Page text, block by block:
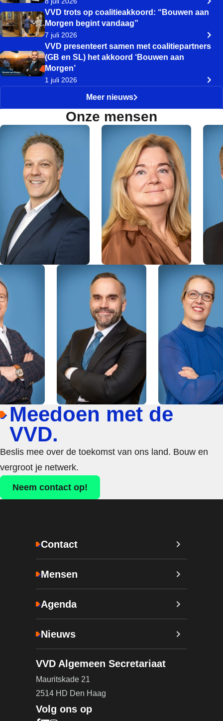
VVD trots op coalitieakkoord: “Bouwen aan
Morgen begint vandaag”
7 juli 2026
VVD presenteert samen met coalitiepartners
(GB en SL) het akkoord ‘Bouwen aan
Morgen’
1 juli 2026
Meer nieuws
Onze mensen
Meedoen met de
VVD.
Beslis mee over de toekomst van ons land. Bouw en
vergroot je netwerk.
Neem contact op!
Contact
Mensen
Agenda
Nieuws
VVD Algemeen Secretariaat
Mauritskade 21
2514 HD Den Haag
Volg ons op